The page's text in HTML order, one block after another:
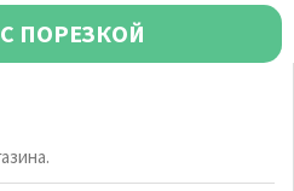
ПОРЕЗКОЙ